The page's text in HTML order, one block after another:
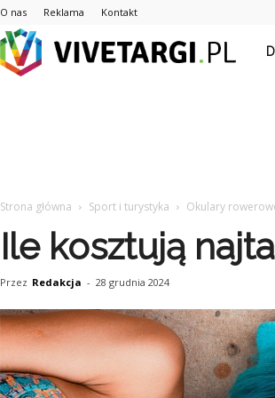
O nas Reklama Kontakt
Strona główna Sport i turystyka Okulary
Ile kosztują
Przez Redakcja - 28 grudnia 2024